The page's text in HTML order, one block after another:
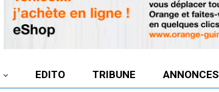
EDITO TRIBUNE ANNONCES